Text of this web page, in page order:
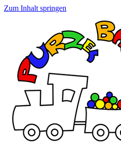
Zum Inhalt springen